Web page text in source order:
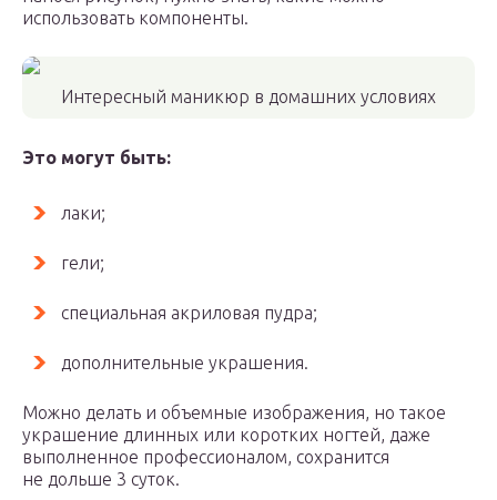
использовать компоненты.
Интересный маникюр в домашних условиях
Это могут быть:
лаки;
гели;
специальная акриловая пудра;
дополнительные украшения.
Можно делать и объемные изображения, но такое
украшение длинных или коротких ногтей, даже
выполненное профессионалом, сохранится
не дольше 3 суток.